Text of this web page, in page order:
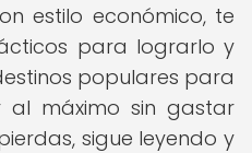
estilo económico, te
para lograrlo y
populares para
al máximo sin gastar
sigue leyendo y